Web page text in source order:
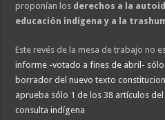
proponían los derechos a la
educación indígena y a la
Este revés de la mesa de trabajo no
informe -votado a fines de abril- sólo
borrador del nuevo texto
aprueba sólo 1 de los 38 artículos
consulta indígena